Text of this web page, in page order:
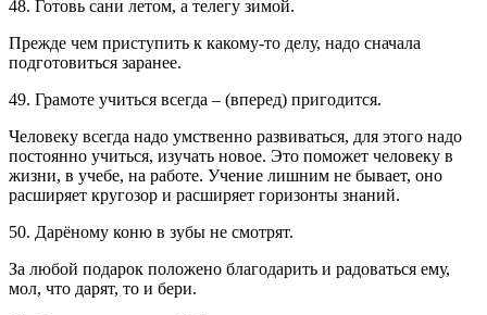
48. Готовь сани летом, а телегу зимой.
Прежде чем приступить к какому-то делу, надо сначала
подготовиться заранее.
49. Грамоте учиться всегда – (вперед) пригодится.
Человеку всегда надо умственно развиваться, для этого надо
постоянно учиться, изучать новое. Это поможет человеку в
жизни, в учебе, на работе. Учение лишним не бывает, оно
расширяет кругозор и расширяет горизонты знаний.
50. Дарёному коню в зубы не смотрят.
За любой подарок положено благодарить и радоваться ему,
мол, что дарят, то и бери.